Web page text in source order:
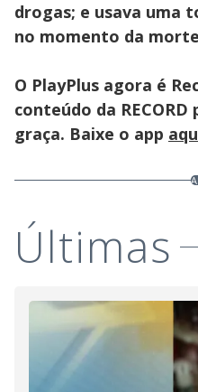
drogas; e usava uma
no momento da
O PlayPlus agora é
conteúdo da
graça. Baixe o app
Últimas